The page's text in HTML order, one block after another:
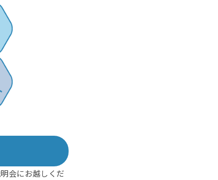
会にお越しくだ